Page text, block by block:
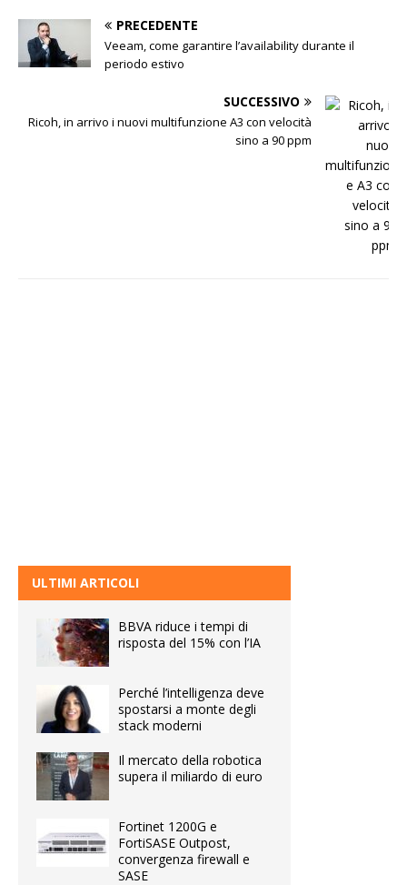
PRECEDENTE
Veeam, come garantire l’availability durante il
periodo estivo
SUCCESSIVO
Ricoh, in arrivo i nuovi multifunzione A3 con velocità
sino a 90 ppm
ULTIMI ARTICOLI
BBVA riduce i tempi di
risposta del 15% con l’IA
Perché l’intelligenza deve
spostarsi a monte degli
stack moderni
Il mercato della robotica
supera il miliardo di euro
Fortinet 1200G e
FortiSASE Outpost,
convergenza firewall e
SASE